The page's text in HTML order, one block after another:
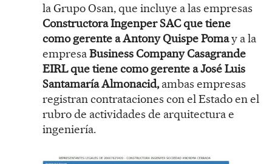
la Grupo Osan, que incluye a las empresas
Constructora Ingenper SAC que tiene
como gerente a Antony Quispe Pomay a la
empresaBusiness Company Casagrande
EIRL que tiene como gerente a José Luis
Santamaría Almonacid, ambas empresas
registran contrataciones con el Estado en el
rubro de actividades de arquitectura e
ingeniería.